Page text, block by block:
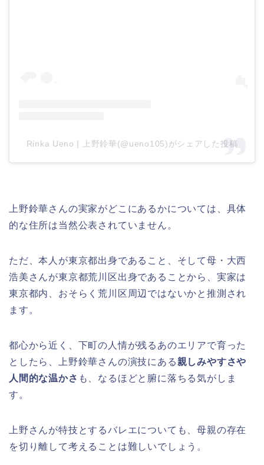
Rinka Ueno | 上野鈴華(@ueno105)がシェアした投稿
上野鈴華さんの実家がどこにあるかについては、具体
的な住所は当然公表されていません。
ただ、本人が東京都出身であること、そして母・大西
浩美さんが東京都荒川区出身であることから、実家は
東京都内、おそらく荒川区周辺ではないかと推測され
ます。
都心から近く、下町の人情が残るあのエリアで育った
としたら、上野鈴華さんの演技にある親しみやすさや
人間的な温かさ も、なるほどと腑に落ちる気がしま
す。
上野さんが特技とするバレエについても、母親の存在
を切り離して考えることは難しいでしょう。